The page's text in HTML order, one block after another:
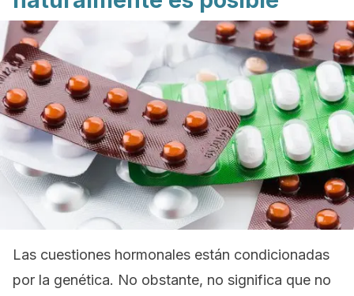
Las cuestiones hormonales están condicionadas
por la genética. No obstante, no significa que no